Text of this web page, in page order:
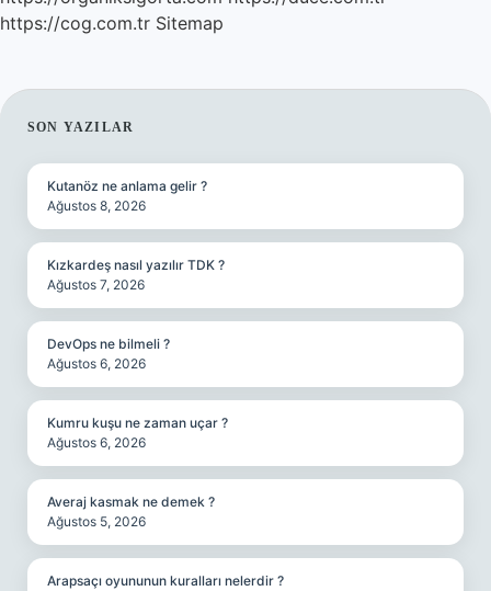
https://cog.com.tr Sitemap
SIDEBAR
SON YAZILAR
Kutanöz ne anlama gelir ?
Ağustos 8, 2026
Kızkardeş nasıl yazılır TDK ?
Ağustos 7, 2026
DevOps ne bilmeli ?
Ağustos 6, 2026
Kumru kuşu ne zaman uçar ?
Ağustos 6, 2026
Averaj kasmak ne demek ?
Ağustos 5, 2026
Arapsaçı oyununun kuralları nelerdir ?